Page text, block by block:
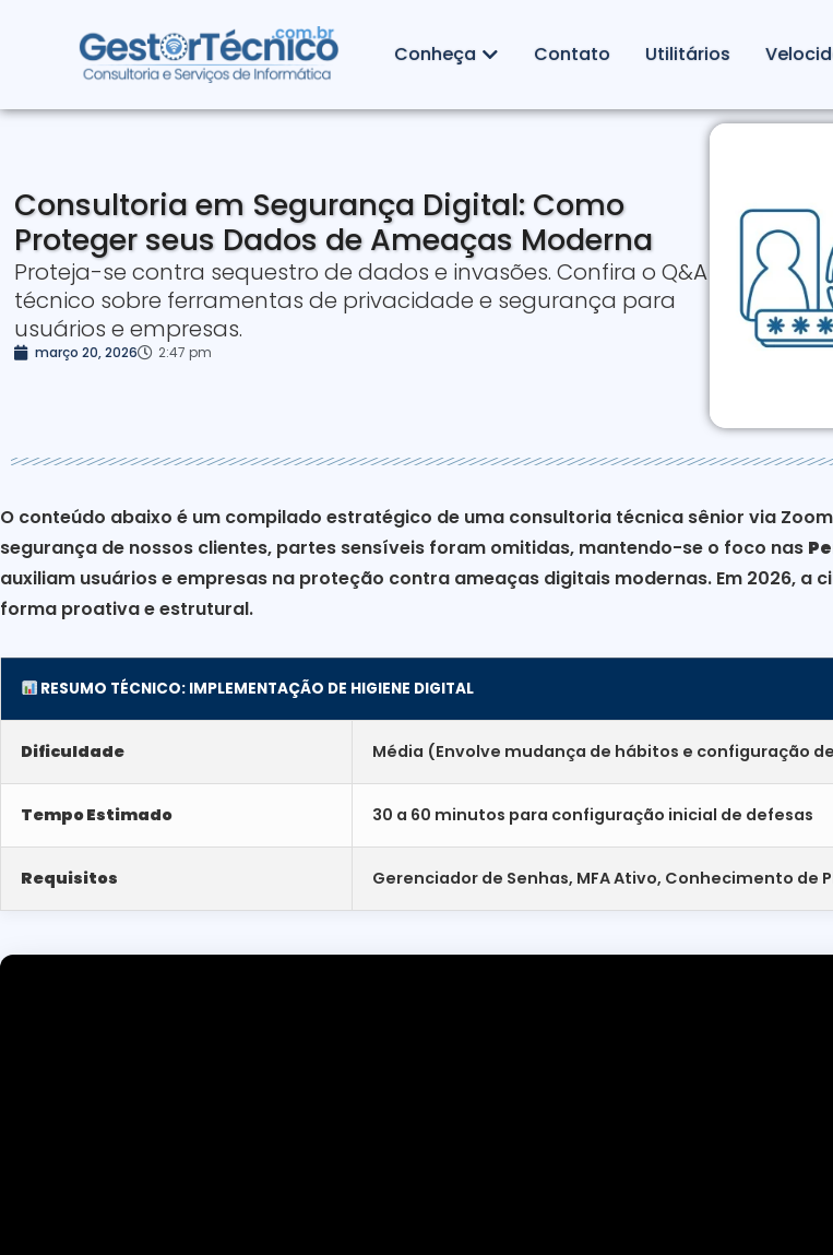
Conheça Contato Utilitários
Consultoria em Segurança Digital: Como
Proteger seus Dados de Ameaças Moderna
Proteja-se contra sequestro de dados e invasões. Confira o Q&A
técnico sobre ferramentas de privacidade e segurança para
usuários e empresas.
março 20, 2026 2:47 pm
O conteúdo abaixo é um compilado estratégico de uma consultoria técnica sênior via
segurança de nossos clientes, partes sensíveis foram omitidas, mantendo-se o foco nas
auxiliam usuários e empresas na proteção contra ameaças digitais modernas. Em 2026, a
forma proativa e estrutural.
RESUMO TÉCNICO: IMPLEMENTAÇÃO DE HIGIENE DIGITAL
Dificuldade Média (Envolve mudança de hábitos e configuração
Tempo Estimado 30 a 60 minutos para configuração inicial de defesas
Requisitos Gerenciador de Senhas, MFA Ativo, Conhecimento de